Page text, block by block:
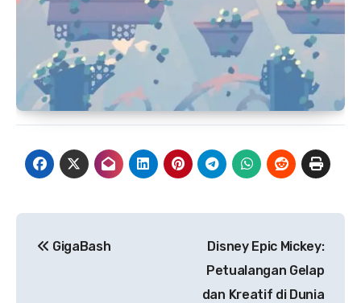
GigaBash
Disney Epic Mickey:
Petualangan Gelap
dan Kreatif di Dunia